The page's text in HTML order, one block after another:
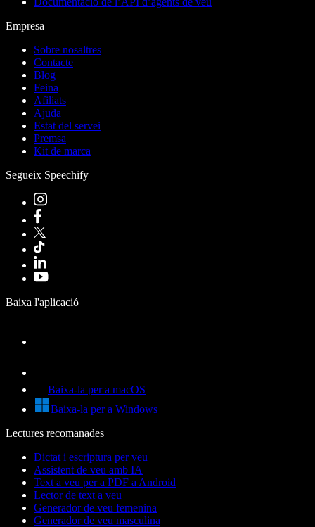
Empresa
Sobre nosaltres
Contacte
Blog
Feina
Afiliats
Ajuda
Estat del servei
Premsa
Kit de marca
Segueix Speechify
Baixa l'aplicació
Baixa-la per a macOS
Baixa-la per a Windows
Lectures recomanades
Dictat i escriptura per veu
Assistent de veu amb IA
Text a veu per a PDF a Android
Lector de text a veu
Generador de veu femenina
Generador de veu masculina